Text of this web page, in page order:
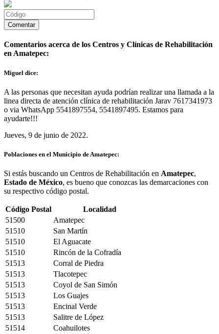
Comentarios acerca de los Centros y Clínicas de Rehabilitación
en Amatepec:
Miguel dice:
A las personas que necesitan ayuda podrían realizar una llamada a la
linea directa de atención clínica de rehabilitación Jarav 7617341973
o via WhatsApp 5541897554, 5541897495. Estamos para
ayudarte!!!
Jueves, 9 de junio de 2022.
Poblaciones en el Municipio de Amatepec:
Si estás buscando un Centros de Rehabilitación en Amatepec,
Estado de México, es bueno que conozcas las demarcaciones con
su respectivo código postal.
Código Postal
Localidad
51500
Amatepec
51510
San Martín
51510
El Aguacate
51510
Rincón de la Cofradía
51513
Corral de Piedra
51513
Tlacotepec
51513
Coyol de San Simón
51513
Los Guajes
51513
Encinal Verde
51513
Salitre de López
51514
Coahuilotes